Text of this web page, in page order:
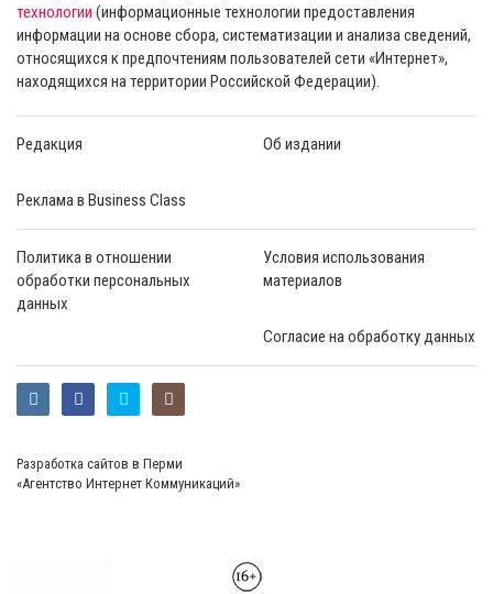
технологии (информационные технологии предоставления
информации на основе сбора, систематизации и анализа сведений,
относящихся к предпочтениям пользователей сети «Интернет»,
находящихся на территории Российской Федерации).
Редакция Об издании
Реклама в Business Class
Политика в отношении
обработки персональных
данных
Условия использования
материалов
Согласие на обработку данных
Разработка сайтов в Перми
«Агентство Интернет Коммуникаций»